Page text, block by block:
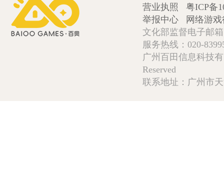
营业执照
粤ICP备
举报中心
网络游
文化部监督电子邮
服务热线：020-
广州百田信息科技
Reserved
联系地址：广州市